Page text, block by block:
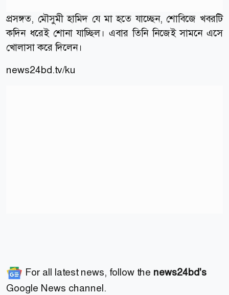
প্রসঙ্গত, মৌসুমী হামিদ যে মা হতে যাচ্ছেন, শোবিজে খবরটি
কদিন ধরেই শোনা যাচ্ছিল। এবার তিনি নিজেই সামনে এসে
খোলাসা করে দিলেন।
news24bd.tv/ku
For all latest news, follow the news24bd's
Google News channel.